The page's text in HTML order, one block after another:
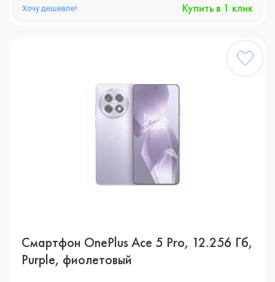
Хочу дешевле! Купить в 1 клик
Смартфон OnePlus Ace 5 Pro, 12.256 Гб,
Purple, фиолетовый